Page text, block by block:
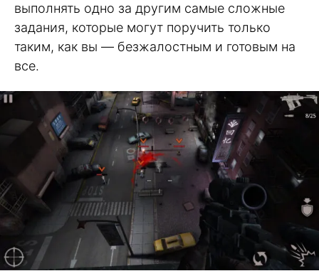
выполнять одно за другим самые сложные
задания, которые могут поручить только
таким, как вы — безжалостным и готовым на
все.